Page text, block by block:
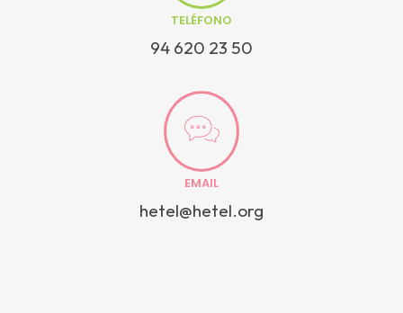
TELÉFONO
94 620 23 50
EMAIL
hetel@hetel.org